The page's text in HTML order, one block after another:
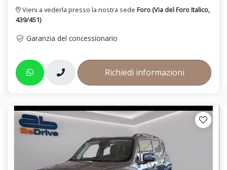
Vieni a vederla presso la nostra sede Foro (Via del Foro Italico,
439/451)
Garanzia del concessionario
Richiedi informazioni